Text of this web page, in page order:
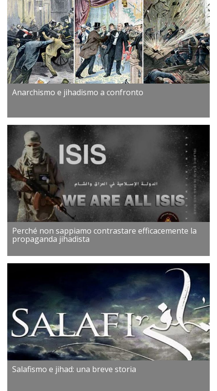
Anarchismo e jihadismo a confronto
Perché non sappiamo contrastare efficacemente la
propaganda jihadista
Salafismo e jihad: una breve storia